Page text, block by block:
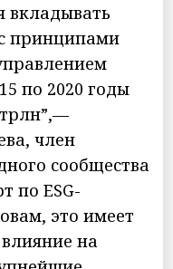
вкладывать
с принципами
по 2020 годы
член
сообщества
по ESG-
это имеет
на